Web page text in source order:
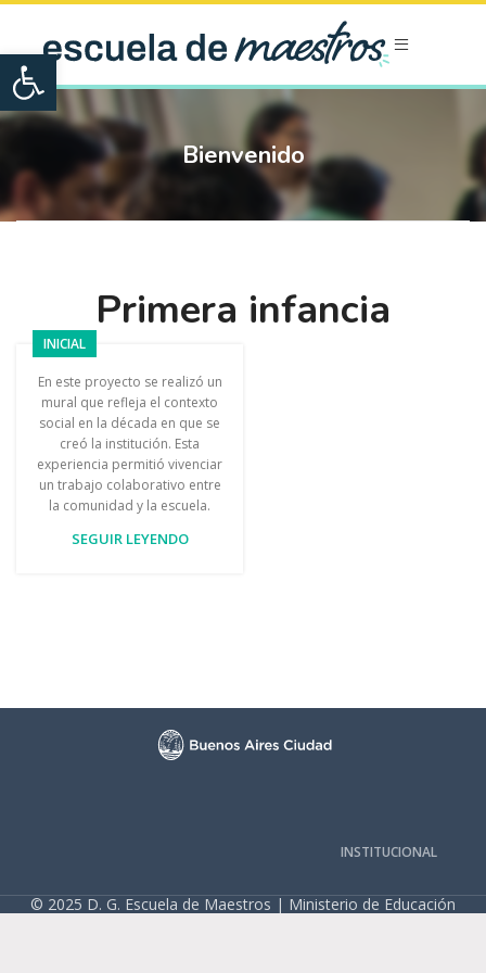
Open toolbar
Bienvenido
Primera infancia
INICIAL
En este proyecto se realizó un
mural que refleja el contexto
social en la década en que se
creó la institución. Esta
experiencia permitió vivenciar
un trabajo colaborativo entre
la comunidad y la escuela.
SEGUIR LEYENDO
INSTITUCIONAL
© 2025 D. G. Escuela de Maestros | Ministerio de Educación